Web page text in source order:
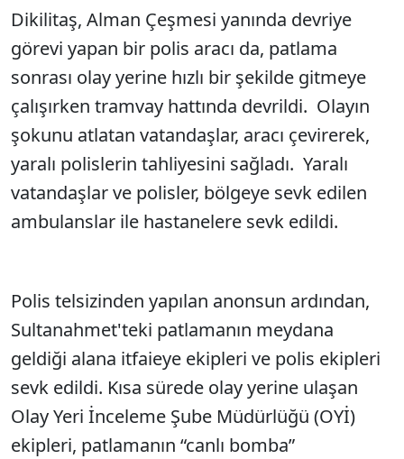
Dikilitaş, Alman Çeşmesi yanında devriye
görevi yapan bir polis aracı da, patlama
sonrası olay yerine hızlı bir şekilde gitmeye
çalışırken tramvay hattında devrildi. Olayın
şokunu atlatan vatandaşlar, aracı çevirerek,
yaralı polislerin tahliyesini sağladı. Yaralı
vatandaşlar ve polisler, bölgeye sevk edilen
ambulanslar ile hastanelere sevk edildi.
Polis telsizinden yapılan anonsun ardından,
Sultanahmet'teki patlamanın meydana
geldiği alana itfaieye ekipleri ve polis ekipleri
sevk edildi. Kısa sürede olay yerine ulaşan
Olay Yeri İnceleme Şube Müdürlüğü (OYİ)
ekipleri, patlamanın “canlı bomba”